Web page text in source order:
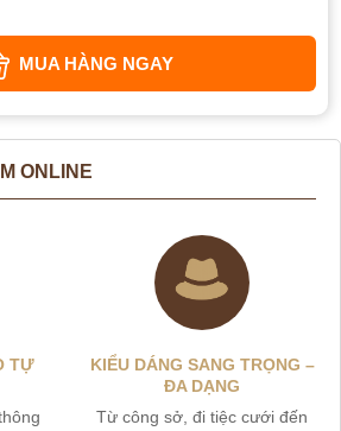
MUA HÀNG NGAY
ONLINE
TỰ
KIỂU DÁNG SANG TRỌNG –
ĐA DẠNG
Từ công sở, đi tiệc cưới đến